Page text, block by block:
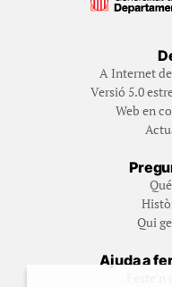
A Internet
Versió 5.0
Web en
Qui
Ajuda a